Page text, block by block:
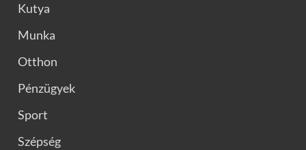
Kutya
Munka
Otthon
Pénzügyek
Sport
Szépség